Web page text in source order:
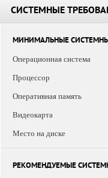
СИСТЕМНЫЕ
МИНИМАЛЬНЫЕ
Операционная система
Процессор
Оперативная память
Видеокарта
Место на диске
РЕКОМЕНДУЕМЫЕ